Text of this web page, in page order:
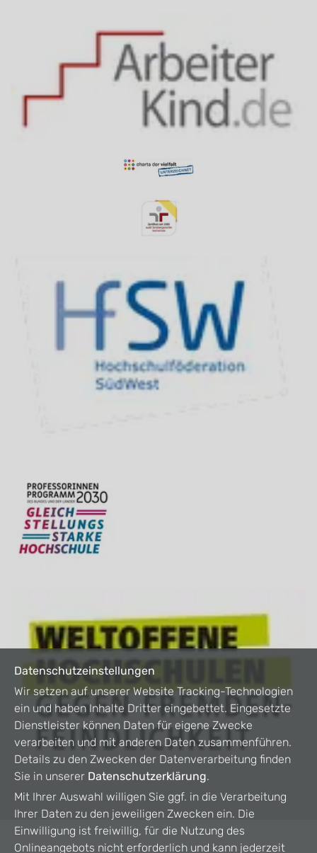
Datenschutzeinstellungen
Wir setzen auf unserer Website Tracking-Technologien
ein und haben Inhalte Dritter eingebettet. Eingesetzte
Dienstleister können Daten für eigene Zwecke
verarbeiten und mit anderen Daten zusammenführen.
Details zu den Zwecken der Datenverarbeitung finden
Sie in unserer Datenschutzerklärung.
Mit Ihrer Auswahl willigen Sie ggf. in die Verarbeitung
Ihrer Daten zu den jeweiligen Zwecken ein. Die
Einwilligung ist freiwillig, für die Nutzung des
Onlineangebots nicht erforderlich und kann jederzeit